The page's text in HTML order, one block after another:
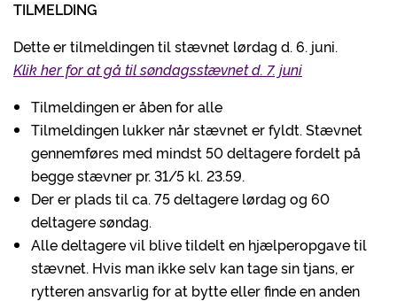
TILMELDING
Dette er tilmeldingen til stævnet lørdag d. 6. juni.
Klik her for at gå til søndagsstævnet d. 7. juni
Tilmeldingen er åben for alle
Tilmeldingen lukker når stævnet er fyldt. Stævnet
gennemføres med mindst 50 deltagere fordelt på
begge stævner pr. 31/5 kl. 23.59.
Der er plads til ca. 75 deltagere lørdag og 60
deltagere søndag.
Alle deltagere vil blive tildelt en hjælperopgave til
stævnet. Hvis man ikke selv kan tage sin tjans, er
rytteren ansvarlig for at bytte eller finde en anden